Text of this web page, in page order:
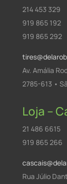
214 453 329
919 865 192
919 865 292
Av. Amália
2785-613 •
Loja –
21 486 6615
919 865 266
Rua Júlio